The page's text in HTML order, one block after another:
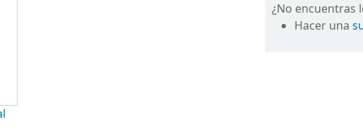
¿No encuentras
Hacer una